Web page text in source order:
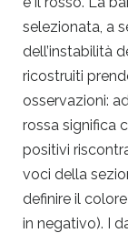
selezionata, a
dell’instabilità
ricostruiti
osservazioni:
rossa significa
positivi
voci della
definire il
in negativo). I